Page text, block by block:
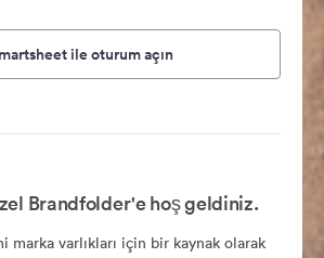
ile oturum açın
Brandfolder'e hoş geldiniz.
marka varlıkları için bir kaynak olarak